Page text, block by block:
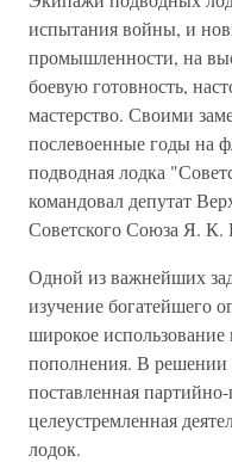
испытания войны, и
промышленности, на
боевую готовность,
мастерство. Своими
послевоенные годы на
подводная лодка
командовал депутат
Советского Союза Я. К.
Одной из важнейших
изучение богатейшего
широкое
пополнения. В решении
поставленная
целеустремленная
лодок.